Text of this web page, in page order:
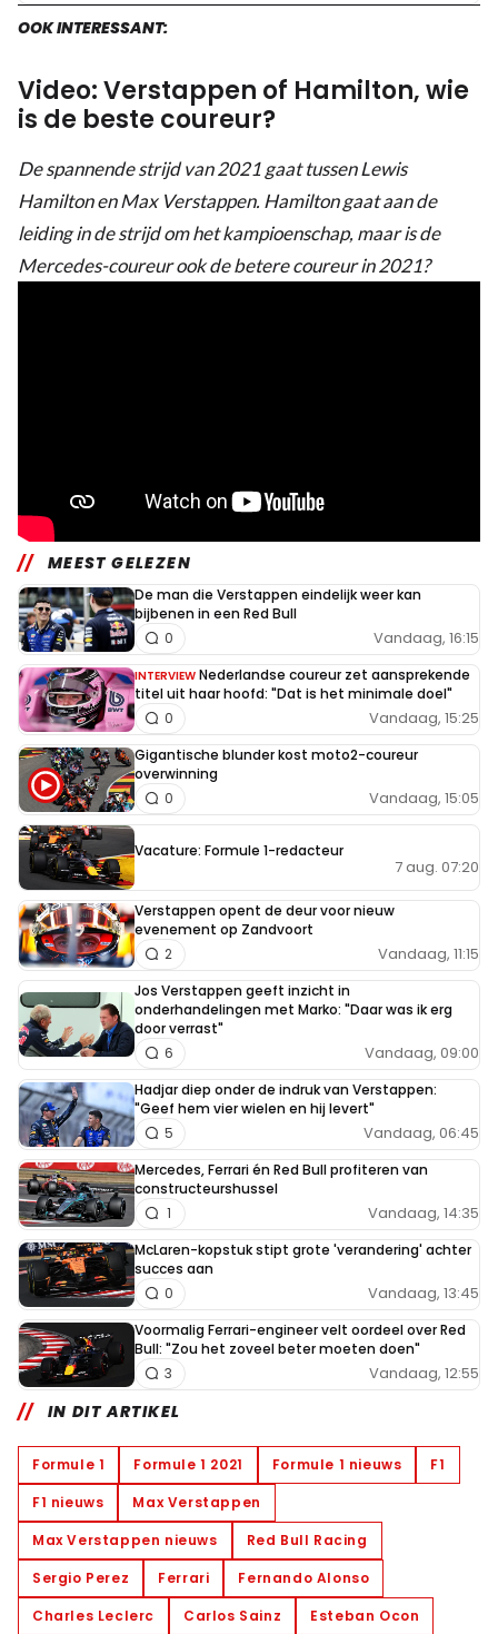
OOK INTERESSANT:
Video: Verstappen of Hamilton, wie
is de beste coureur?
De spannende strijd van 2021 gaat tussen Lewis
Hamilton en Max Verstappen. Hamilton gaat aan de
leiding in de strijd om het kampioenschap, maar is de
Mercedes-coureur ook de betere coureur in 2021?
MEEST GELEZEN
De man die Verstappen eindelijk weer kan
bijbenen in een Red Bull
Vandaag, 16:15
0
INTERVIEW Nederlandse coureur zet aansprekende
titel uit haar hoofd: "Dat is het minimale doel"
Vandaag, 15:25
0
Gigantische blunder kost moto2-coureur
overwinning
Vandaag, 15:05
0
Vacature: Formule 1-redacteur
7 aug. 07:20
Verstappen opent de deur voor nieuw
evenement op Zandvoort
Vandaag, 11:15
2
Jos Verstappen geeft inzicht in
onderhandelingen met Marko: "Daar was ik erg
door verrast"
Vandaag, 09:00
6
Hadjar diep onder de indruk van Verstappen:
"Geef hem vier wielen en hij levert"
Vandaag, 06:45
5
Mercedes, Ferrari én Red Bull profiteren van
constructeurshussel
Vandaag, 14:35
1
McLaren-kopstuk stipt grote 'verandering' achter
succes aan
Vandaag, 13:45
0
Voormalig Ferrari-engineer velt oordeel over Red
Bull: "Zou het zoveel beter moeten doen"
Vandaag, 12:55
3
IN DIT ARTIKEL
Formule 1 Formule 1 2021 Formule 1 nieuws
F1
F1 nieuws
Max Verstappen
Max Verstappen nieuws
Red Bull Racing
Sergio Perez
Ferrari
Fernando Alonso
Charles Leclerc
Carlos Sainz
Esteban Ocon